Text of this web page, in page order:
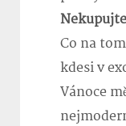
Co na
kdesi v
Vánoce